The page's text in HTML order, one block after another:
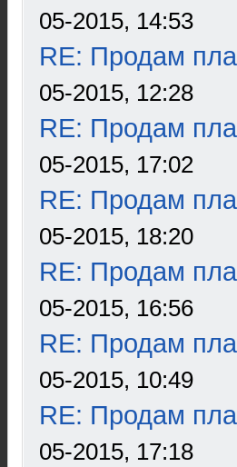
05-2015, 14:53
RE: Продам
05-2015, 12:28
RE: Продам
05-2015, 17:02
RE: Продам
05-2015, 18:20
RE: Продам
05-2015, 16:56
RE: Продам
05-2015, 10:49
RE: Продам
05-2015, 17:18